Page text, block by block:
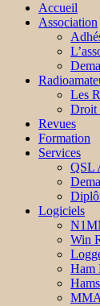
Accueil
Association
Les
Droit
Revues
Formation
Services
QSL
Logiciels
Win
Ham